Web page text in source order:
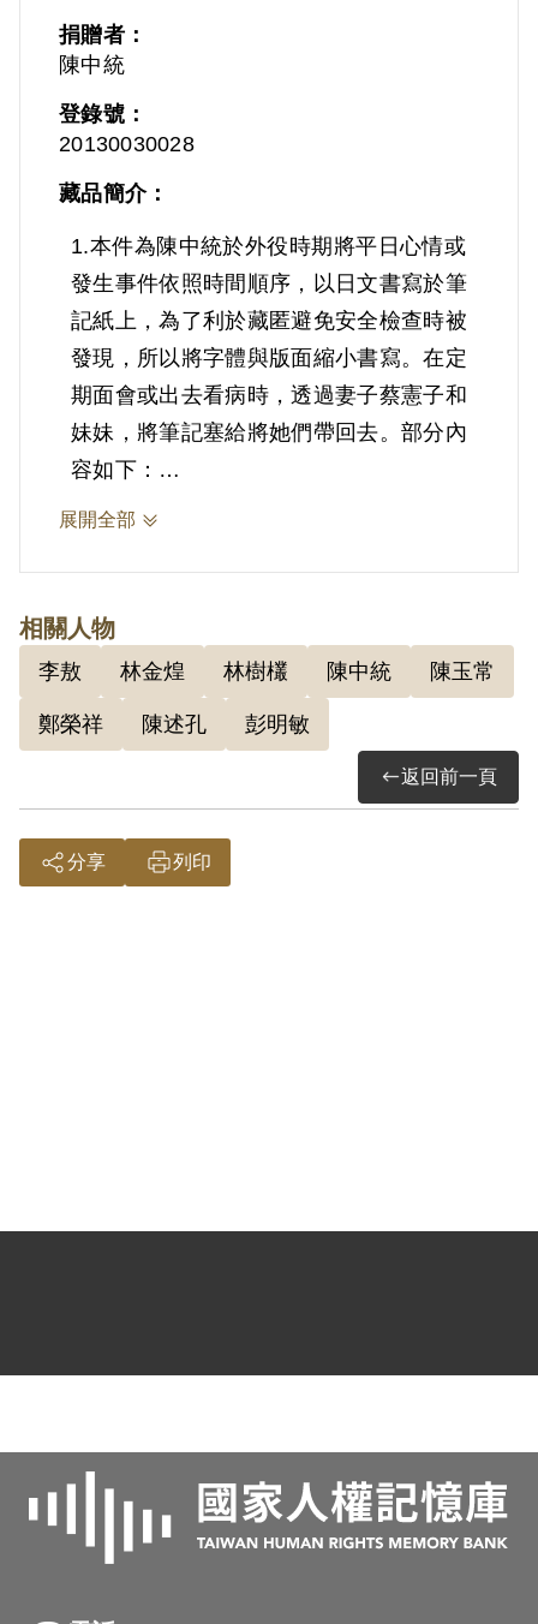
捐贈者：
陳中統
登錄號：
20130030028
藏品簡介：
1.本件為陳中統於外役時期將平日心情或
發生事件依照時間順序，以日文書寫於筆
記紙上，為了利於藏匿避免安全檢查時被
發現，所以將字體與版面縮小書寫。在定
期面會或出去看病時，透過妻子蔡憲子和
妹妹，將筆記塞給將她們帶回去。部分內
容如下：
（1974年12月17日）余仁村尷尬的只來
古村、陳玉常（判5年、60年時在三重自
殺）三位醫生來到這之後，51年時牙醫
林樹欉、醫大的學生林道生和莊醫的學生
陳述孔在這，接著58年就是我來這，昨
天16日又謠傳有高醫的鄭榮祥要來，才
28歲的他真的懂嗎？
2.陳中統(1937-)，臺灣彰化人。其父親
陳中統由六張犁警備總部被移送到景美看
守所，在看守所期間擔任醫護室的外役。
1970到1972年期間，因擔任醫護室工作
展開全部
相關人物
李敖 林金煌 林樹欉 陳中統 陳玉常
鄭榮祥 陳述孔 彭明敏
返回前一頁
分享 列印